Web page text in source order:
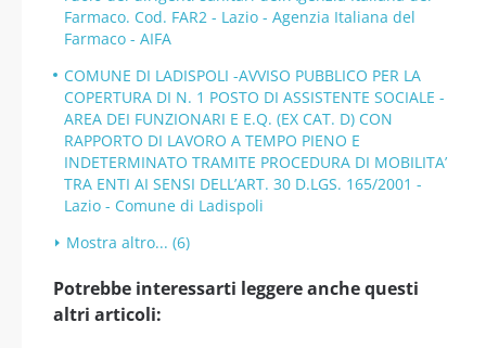
Farmaco. Cod. FAR2 - Lazio - Agenzia Italiana del
Farmaco - AIFA
COMUNE DI LADISPOLI -AVVISO PUBBLICO PER LA
COPERTURA DI N. 1 POSTO DI ASSISTENTE SOCIALE -
AREA DEI FUNZIONARI E E.Q. (EX CAT. D) CON
RAPPORTO DI LAVORO A TEMPO PIENO E
INDETERMINATO TRAMITE PROCEDURA DI MOBILITA’
TRA ENTI AI SENSI DELL’ART. 30 D.LGS. 165/2001 -
Lazio - Comune di Ladispoli
Mostra altro... (6)
Potrebbe interessarti leggere anche questi
altri articoli: